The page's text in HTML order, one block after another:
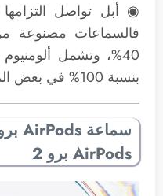
◉ أبل تواصل التزامها
فالسماعات مصنوعة
40%، وتشمل
بنسبة 100% في بعض المكونات.
AirPods برو 2